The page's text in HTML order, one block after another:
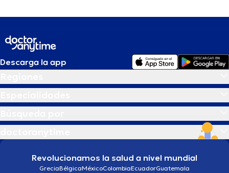
Descarga la app
Revolucionamos la salud a nivel mundial
GreciaBélgicaMéxicoColombiaEcuadorGuatemala